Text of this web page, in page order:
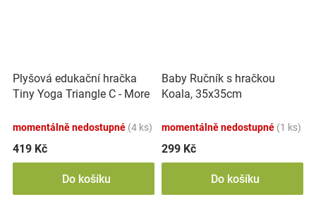
Plyšová edukační hračka
Tiny Yoga Triangle C - More
BabyOno
momentálně nedostupné (4 ks)
419 Kč
Do košíku
Baby Ručník s hračkou
Koala, 35x35cm
momentálně nedostupné (1 ks)
299 Kč
Do košíku